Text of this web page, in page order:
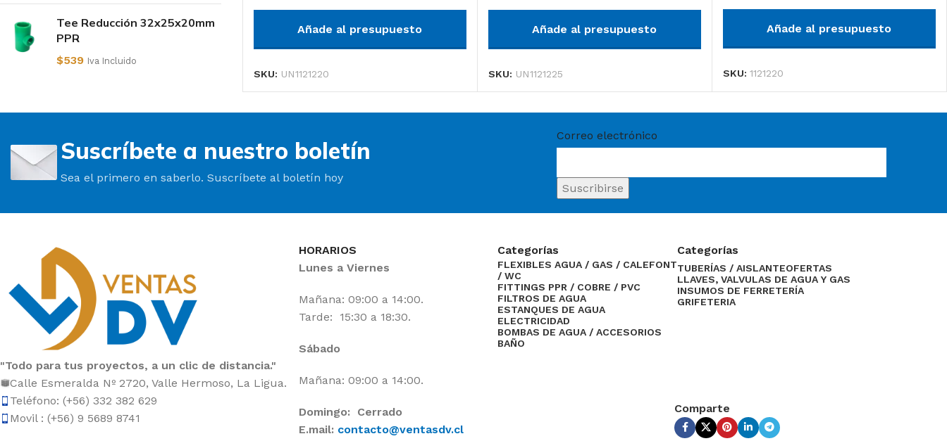
Tee Reducción 32x25x20mm
PPR
$539 Iva Incluido
Añade al presupuesto
SKU: UN1121220
Añade al presupuesto
SKU: UN1121225
Añade al presupuesto
SKU: 1121220
Suscríbete a nuestro boletín
Sea el primero en saberlo. Suscríbete al boletín hoy
Correo electrónico
"Todo para tus proyectos, a un clic de distancia."
Calle Esmeralda Nº 2720, Valle Hermoso, La Ligua.
Teléfono: (+56) 332 382 629
Movil : (+56) 9 5689 8741
HORARIOS
Lunes a Viernes
Mañana: 09:00 a 14:00.
Tarde: 15:30 a 18:30.
Sábado
Mañana: 09:00 a 14:00.
Domingo: Cerrado
E.mail: contacto@ventasdv.cl
Categorías
FLEXIBLES AGUA / GAS / CALEFONT
/ WC
FITTINGS PPR / COBRE / PVC
FILTROS DE AGUA
ESTANQUES DE AGUA
ELECTRICIDAD
BOMBAS DE AGUA / ACCESORIOS
BAÑO
Categorías
TUBERÍAS / AISLANTEOFERTAS
LLAVES, VALVULAS DE AGUA Y GAS
INSUMOS DE FERRETERÍA
GRIFETERIA
Comparte